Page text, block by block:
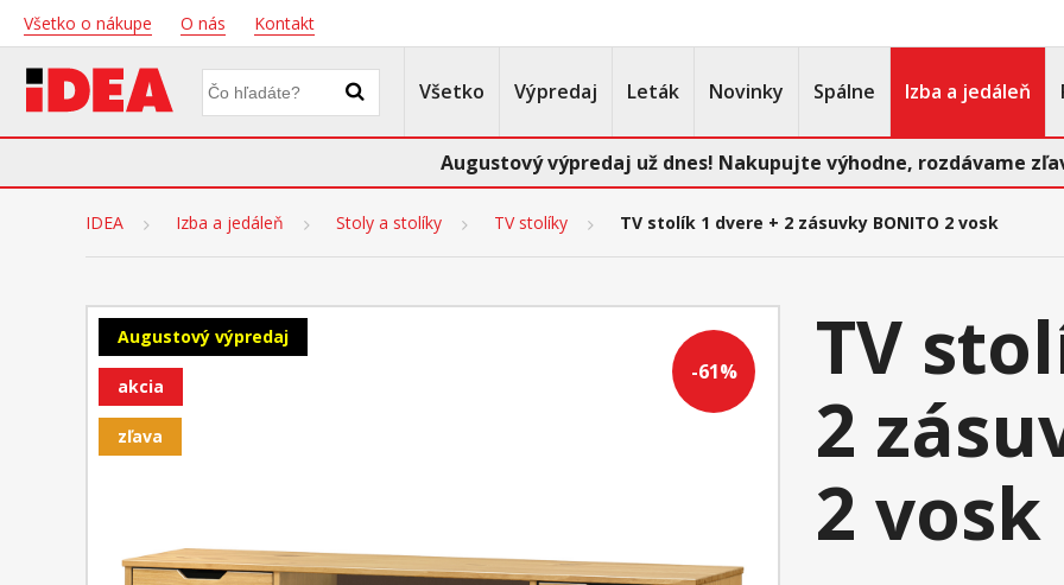
Všetko o nákupe O nás Kontakt
Všetko Výpredaj Leták Novinky Spálne Izba a jedáleň
Augustový výpredaj už dnes! Nakupujte výhodne, rozdávame
IDEA Izba a jedáleň Stoly a stolíky TV stolíky TV stolík 1 dvere + 2 zásuvky BONITO 2 vosk
-61%
Augustový výpredaj
akcia
zľava
TV
2
2 vosk